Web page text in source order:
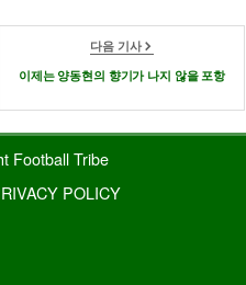
다음 기사
이제는 양동현의 향기가 나지 않을 포항
Football Tribe
POLICY